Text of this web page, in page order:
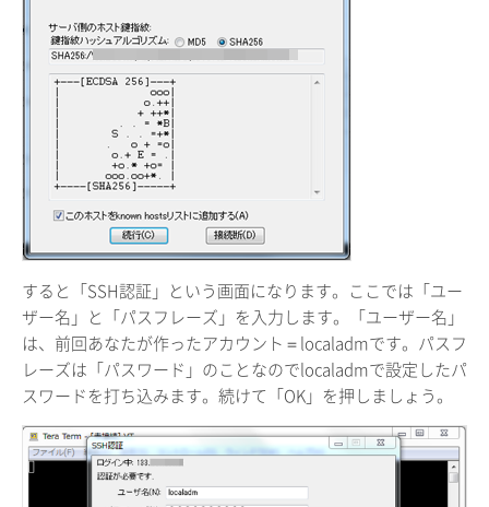
すると「SSH認証」という画面になります。ここでは「ユー
ザー名」と「パスフレーズ」を入力します。「ユーザー名」
は、前回あなたが作ったアカウント＝localadmです。パスフ
レーズは「パスワード」のことなのでlocaladmで設定したパ
スワードを打ち込みます。続けて「OK」を押しましょう。